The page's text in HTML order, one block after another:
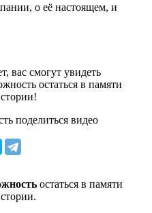
о её настоящем, и
вас смогут увидеть
остаться в памяти
поделиться видео
остаться в памяти